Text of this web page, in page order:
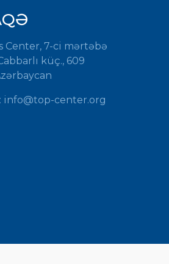
Center, 7-ci mərtəbə
küç., 609
info@top-center.org